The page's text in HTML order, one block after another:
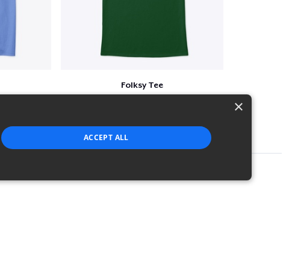
Folksy Tee
×
ACCEPT ALL